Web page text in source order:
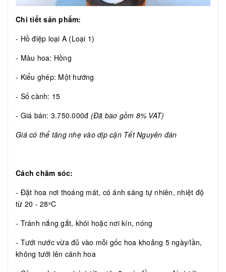
Chi tiết sản phẩm:
- Hồ điệp loại A (Loại 1)
- Màu hoa: Hồng
- Kiểu ghép: Một hướng
- Số cành: 15
- Giá bán: 3.750.000đ (Đã bao gồm 8% VAT)
Giá có thể tăng nhẹ vào dịp cận Tết Nguyên đán
Cách chăm sóc:
- Đặt hoa nơi thoáng mát, có ánh sáng tự nhiên, nhiệt độ
từ 20 - 28oC
- Tránh nắng gắt, khói hoặc nơi kín, nóng
- Tưới nước vừa đủ vào mỗi gốc hoa khoảng 5 ngày/lần,
không tưới lên cánh hoa